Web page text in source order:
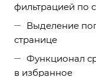
фильтрацией по
Выделение
странице
Функционал
в избранное